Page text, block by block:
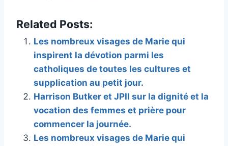
Related Posts:
Les nombreux visages de Marie qui
inspirent la dévotion parmi les
catholiques de toutes les cultures et
supplication au petit jour.
Harrison Butker et JPII sur la dignité et la
vocation des femmes et prière pour
commencer la journée.
Les nombreux visages de Marie qui